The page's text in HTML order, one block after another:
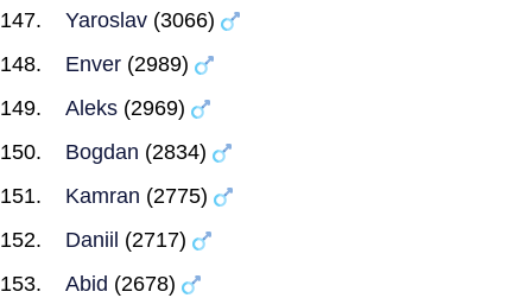
Yaroslav (3066)
Enver (2989)
Aleks (2969)
Bogdan (2834)
Kamran (2775)
Daniil (2717)
Abid (2678)